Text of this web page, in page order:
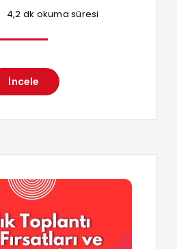
4,2 dk okuma süresi
İncele